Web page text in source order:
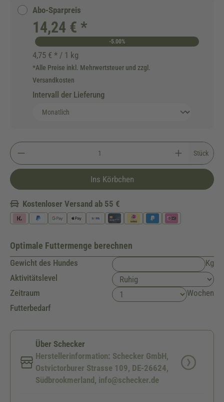
Abo-Sparpreis
14,24 € *
-5.00%
4,75 € * / 1 kg
*Alle Preise inkl. Mehrwertsteuer und zzgl.
Versandkosten
Intervall der Lieferung
Stück
Ins Körbchen
Kostenloser Versand ab 55 €
Optimale Futtermenge berechnen
Gewicht des Hundes
Kg
Aktivitätslevel
Zeitraum
Wochen
Futterbedarf
Über Schecker
Herstellerinformation: Schecker GmbH,
Ostvictorburer Strasse 109, DE-26624,
Südbrookmerland, info@schecker.de